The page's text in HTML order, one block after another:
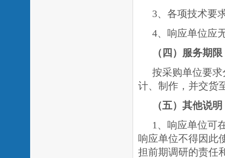
3、各项技术要
4、响应单位应
（四）服务期
按采购单位要
计、制作，并交货
（五）其他说明
1、响应单位可
响应单位不得因此
担前期调研的责任